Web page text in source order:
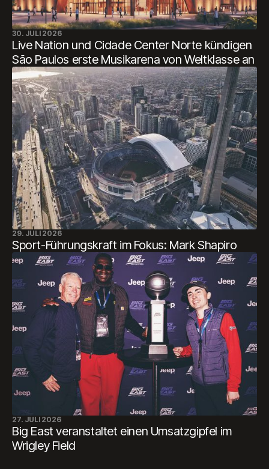
30. JULI 2026
Live Nation und Cidade Center Norte kündigen
São Paulos erste Musikarena von Weltklasse an
29. JULI 2026
Sport-Führungskraft im Fokus: Mark Shapiro
27. JULI 2026
Big East veranstaltet einen Umsatzgipfel im
Wrigley Field